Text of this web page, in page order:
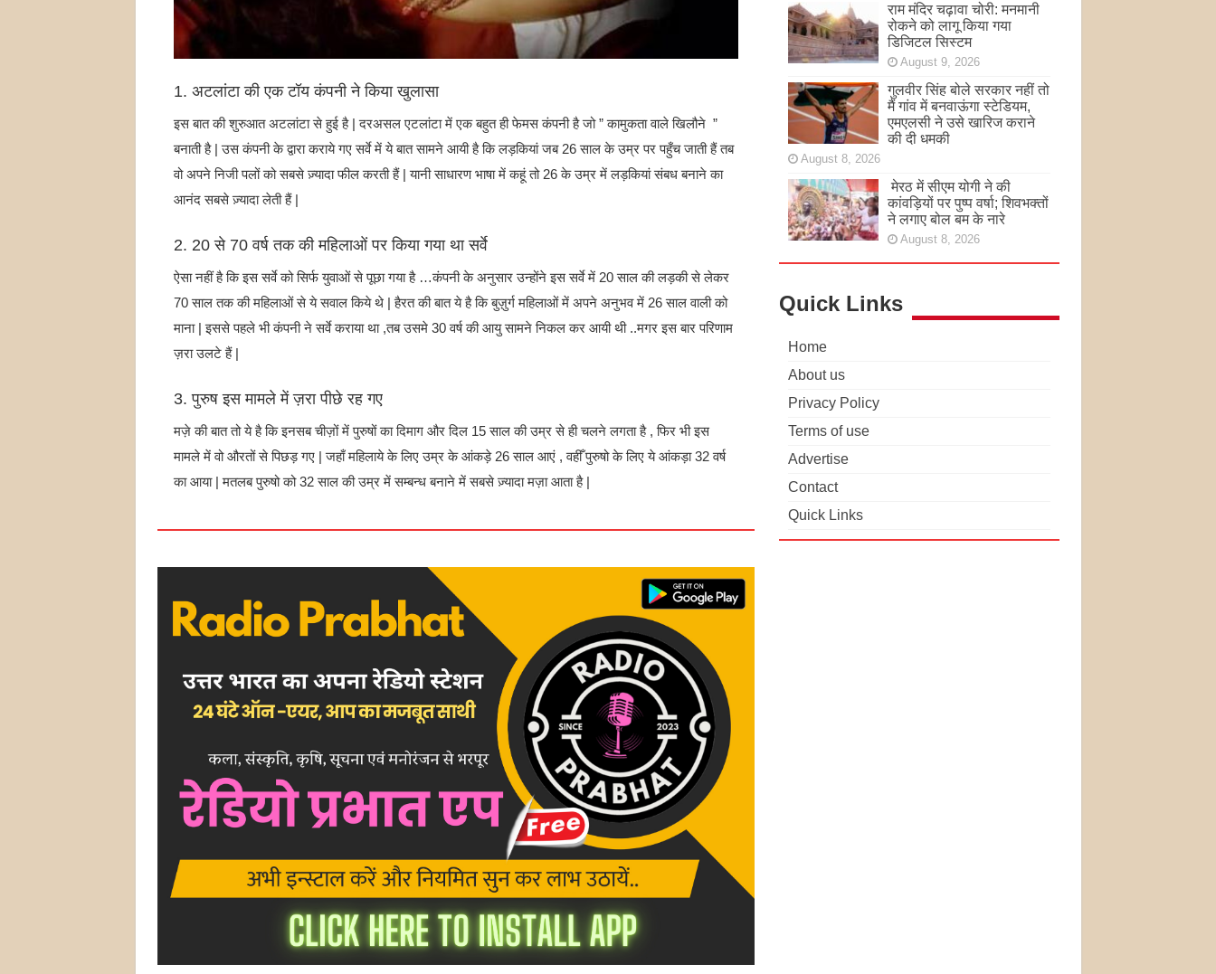
1. अटलांटा की एक टॉय कंपनी ने किया खुलासा
इस बात की शुरुआत अटलांटा से हुई है | दरअसल एटलांटा में एक बहुत ही फेमस कंपनी है जो ” कामुकता वाले खिलौने ”
बनाती है | उस कंपनी के द्वारा कराये गए सर्वे में ये बात सामने आयी है कि लड़कियां जब 26 साल के उम्र पर पहुँच जाती हैं तब
वो अपने निजी पलों को सबसे ज़्यादा फील करती हैं | यानी साधारण भाषा में कहूं तो 26 के उम्र में लड़कियां संबध बनाने का
आनंद सबसे ज़्यादा लेती हैं |
2. 20 से 70 वर्ष तक की महिलाओं पर किया गया था सर्वे
ऐसा नहीं है कि इस सर्वे को सिर्फ युवाओं से पूछा गया है …कंपनी के अनुसार उन्होंने इस सर्वे में 20 साल की लड़की से लेकर
70 साल तक की महिलाओं से ये सवाल किये थे | हैरत की बात ये है कि बुज़ुर्ग महिलाओं में अपने अनुभव में 26 साल वाली को
माना | इससे पहले भी कंपनी ने सर्वे कराया था ,तब उसमे 30 वर्ष की आयु सामने निकल कर आयी थी ..मगर इस बार परिणाम
ज़रा उलटे हैं |
3. पुरुष इस मामले में ज़रा पीछे रह गए
मज़े की बात तो ये है कि इनसब चीज़ों में पुरुषों का दिमाग और दिल 15 साल की उम्र से ही चलने लगता है , फिर भी इस
मामले में वो औरतों से पिछड़ गए | जहाँ महिलाये के लिए उम्र के आंकड़े 26 साल आएं , वहीँ पुरुषो के लिए ये आंकड़ा 32 वर्ष
का आया | मतलब पुरुषो को 32 साल की उम्र में सम्बन्ध बनाने में सबसे ज़्यादा मज़ा आता है |
राम मंदिर चढ़ावा चोरी: मनमानी
रोकने को लागू किया गया
डिजिटल सिस्टम
August 9, 2026
गुलवीर सिंह बोले सरकार नहीं तो
मैं गांव में बनवाऊंगा स्टेडियम,
एमएलसी ने उसे खारिज कराने
की दी धमकी
August 8, 2026
मेरठ में सीएम योगी ने की
कांवड़ियों पर पुष्प वर्षा; शिवभक्तों
ने लगाए बोल बम के नारे
August 8, 2026
Quick Links
Home
About us
Privacy Policy
Terms of use
Advertise
Contact
Quick Links